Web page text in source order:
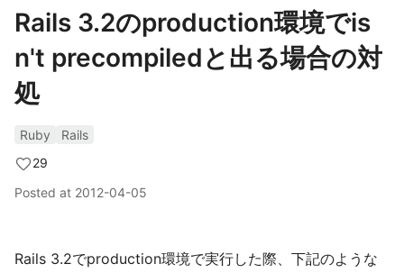
Rails 3.2のproduction環境でis
n't precompiledと出る場合の対
処
Ruby
Rails
29
Posted at 2012-04-05
Rails 3.2でproduction環境で実行した際、下記のような